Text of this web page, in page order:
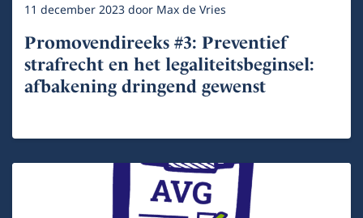
11 december 2023door Max de Vries
Promovendireeks #3: Preventief
strafrecht en het legaliteitsbeginsel:
afbakening dringend gewenst